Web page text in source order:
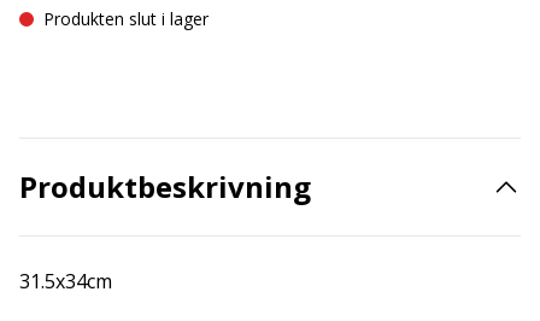
Produkten slut i lager
Produktbeskrivning
31.5x34cm